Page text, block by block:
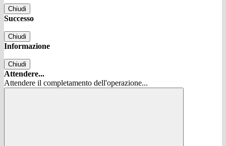
Chiudi
Successo
Chiudi
Informazione
Chiudi
Attendere...
Attendere il completamento dell'operazione...